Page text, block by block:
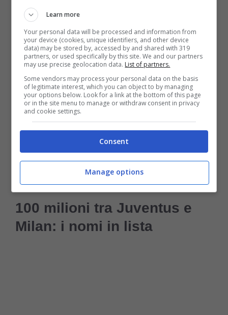
Sport,
discutendo di un
sistemare le due rose e completarle con i
calciatori giusti per i due allenatori.
La Juventus vorrebbe acquistare Alexis
Saelemaekers dal Milan
avendolo allenato al Bologna nella passata
100 milioni tra Juventus e
Milan: i nomi in lista
Learn more
Your personal data will be processed and information from
your device (cookies, unique identifiers, and other device
data) may be stored by, accessed by and shared with 319
partners, or used specifically by this site. We and our partners
may use precise geolocation data. List of partners.
Some vendors may process your personal data on the basis
of legitimate interest, which you can object to by managing
your options below. Look for a link at the bottom of this page
or in the site menu to manage or withdraw consent in privacy
and cookie settings.
Consent
Manage options